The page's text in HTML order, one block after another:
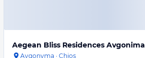
Aegean Bliss Residences Avgonima
Avgonyma · Chios